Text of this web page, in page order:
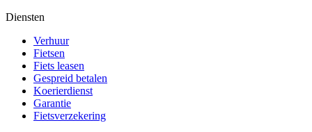
Diensten
Verhuur
Fietsen
Fiets leasen
Gespreid betalen
Koerierdienst
Garantie
Fietsverzekering